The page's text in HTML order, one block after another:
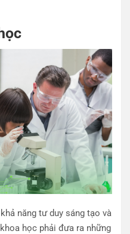
năng tư duy sáng tạo và
học phải đưa ra những